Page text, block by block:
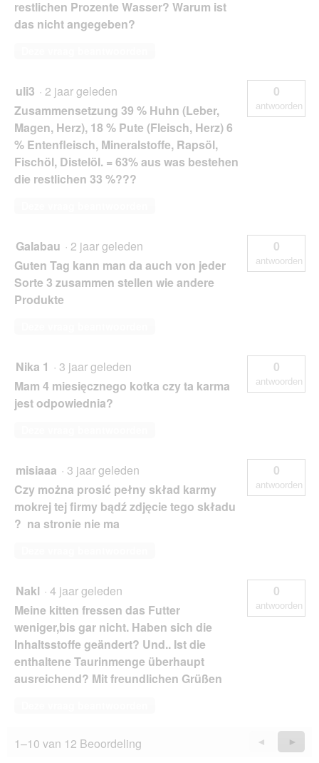
restlichen Prozente Wasser? Warum ist
das nicht angegeben?
uli3 · 2 jaar geleden
Zusammensetzung 39 % Huhn (Leber,
Magen, Herz), 18 % Pute (Fleisch, Herz) 6
% Entenfleisch, Mineralstoffe, Rapsöl,
Fischöl, Distelöl. = 63% aus was bestehen
die restlichen 33 %???
0
antwoorden
Galabau · 2 jaar geleden
Guten Tag kann man da auch von jeder
Sorte 3 zusammen stellen wie andere
Produkte
0
antwoorden
Nika 1 · 3 jaar geleden
Mam 4 miesięcznego kotka czy ta karma
jest odpowiednia?
0
antwoorden
misiaaa · 3 jaar geleden
Czy można prosić pełny skład karmy
mokrej tej firmy bądź zdjęcie tego składu
? na stronie nie ma
0
antwoorden
Nakl · 4 jaar geleden
Meine kitten fressen das Futter
weniger,bis gar nicht. Haben sich die
Inhaltsstoffe geändert? Und.. Ist die
enthaltene Taurinmenge überhaupt
ausreichend? Mit freundlichen Grüßen
0
antwoorden
1–10 van 12 Beoordeling
Vorige
Questions
◄ ►